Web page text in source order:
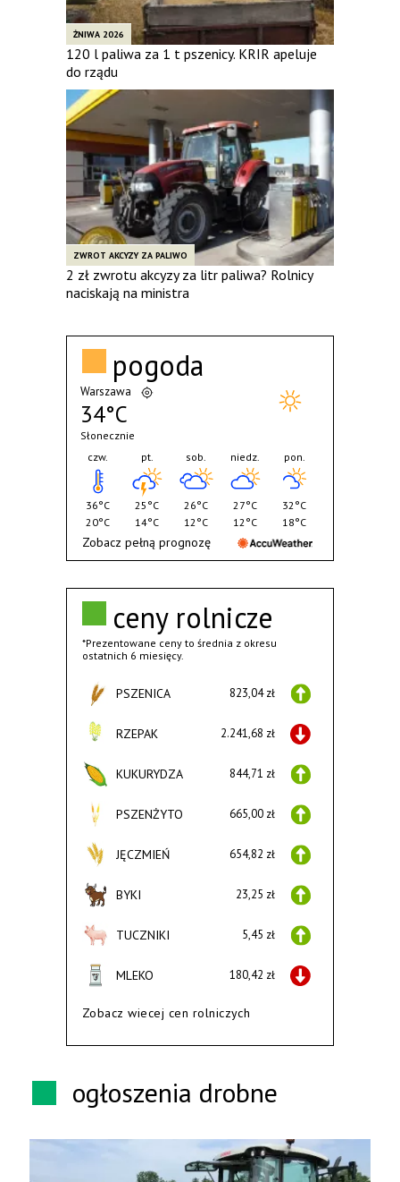
ŻNIWA 2026
120 l paliwa za 1 t pszenicy. KRIR apeluje
do rządu
ZWROT AKCYZY ZA PALIWO
2 zł zwrotu akcyzy za litr paliwa? Rolnicy
naciskają na ministra
ceny rolnicze
*Prezentowane ceny to średnia z okresu
ostatnich 6 miesięcy.
PSZENICA 823,04 zł
RZEPAK 2.241,68 zł
KUKURYDZA 844,71 zł
PSZENŻYTO 665,00 zł
JĘCZMIEŃ 654,82 zł
BYKI 23,25 zł
TUCZNIKI 5,45 zł
MLEKO 180,42 zł
Zobacz wiecej cen rolniczych
pogoda
Warszawa
34°C
Słonecznie
czw.
36°C
20°C
pt.
25°C
14°C
sob.
26°C
12°C
niedz.
27°C
12°C
pon.
32°C
18°C
Zobacz pełną prognozę
ogłoszenia drobne